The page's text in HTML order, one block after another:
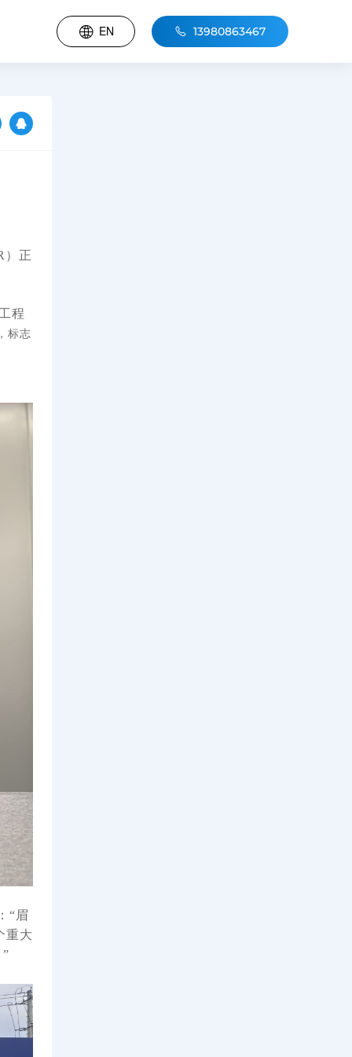
EN 13980863467
）正
程
标志
“眉
重大